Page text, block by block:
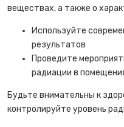
веществах, а также о
Используйте
результатов
Проведите
радиации в
Будьте внимательны к
контролируйте уровень